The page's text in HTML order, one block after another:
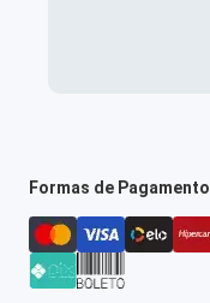
Formas de Pagamento